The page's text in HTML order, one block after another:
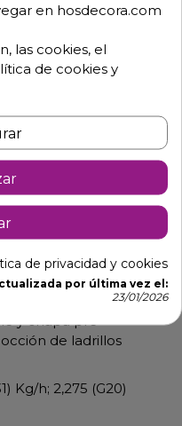
producto
de gran
y chapa pre
de ladrillos
Kg/h; 2,275 (G20)
en hosdecora.com
las cookies, el
de cookies y
de privacidad y cookies
por última vez el:
23/01/2026